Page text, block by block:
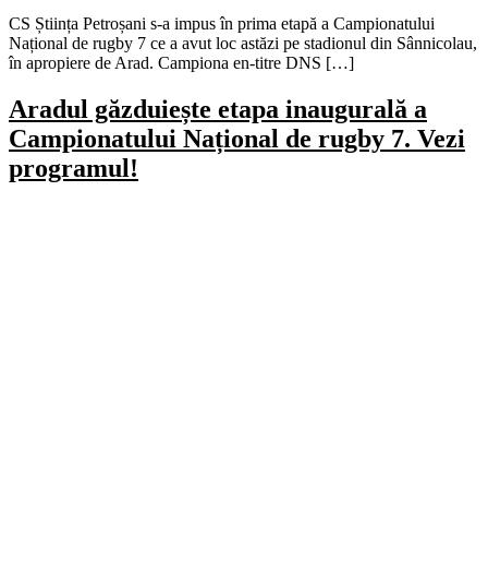
CS Știința Petroșani s-a impus în prima etapă a Campionatului
Național de rugby 7 ce a avut loc astăzi pe stadionul din Sânnicolau,
în apropiere de Arad. Campiona en-titre DNS […]
Aradul găzduiește etapa inaugurală a
Campionatului Național de rugby 7. Vezi
programul!